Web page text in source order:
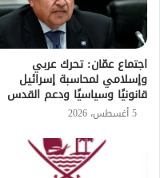
اجتماع عمّان: تحرك عربي
وإسلامي لمحاسبة إسرائيل
قانونيًا وسياسيًا ودعم القدس
5 أغسطس، 2026